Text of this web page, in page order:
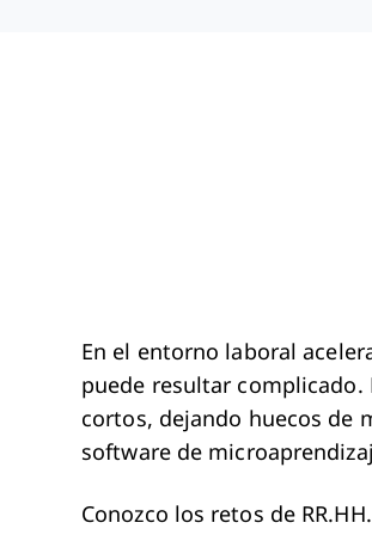
En el entorno laboral
puede resultar complicado.
cortos, dejando huecos de
software de
Conozco los retos de